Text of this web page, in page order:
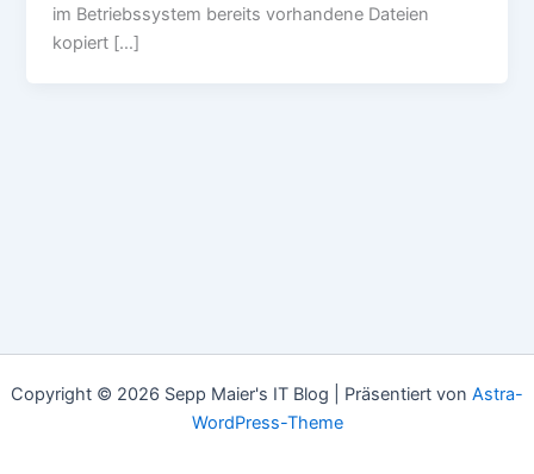
im Betriebssystem bereits vorhandene Dateien
kopiert […]
Copyright © 2026 Sepp Maier's IT Blog | Präsentiert von Astra-
WordPress-Theme